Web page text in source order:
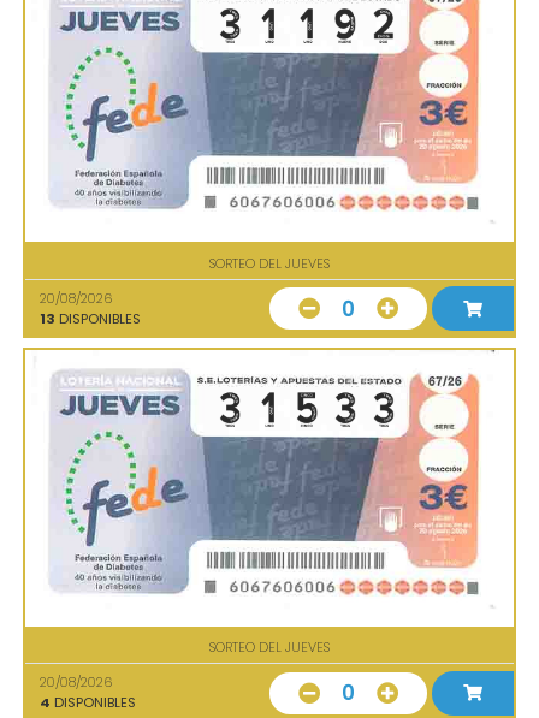
SORTEO DEL JUEVES
20/08/2026
13 DISPONIBLES 0
SORTEO DEL JUEVES
20/08/2026
4 DISPONIBLES 0